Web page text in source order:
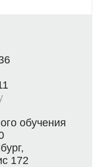
обучения
172